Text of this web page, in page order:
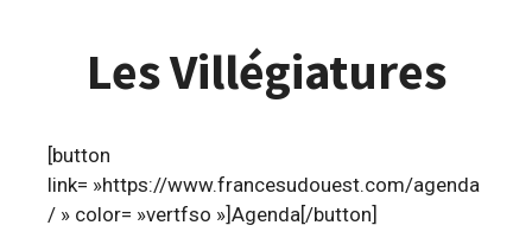
Les Villégiatures
[button
link= »https://www.francesudouest.com/agenda
/ » color= »vertfso »]Agenda[/button]